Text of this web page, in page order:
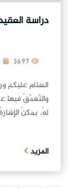
دراسة
2021-05-11
السلام عليكم
والتّعمّقُ فيها
لهُ، يمكنُ
المزيد